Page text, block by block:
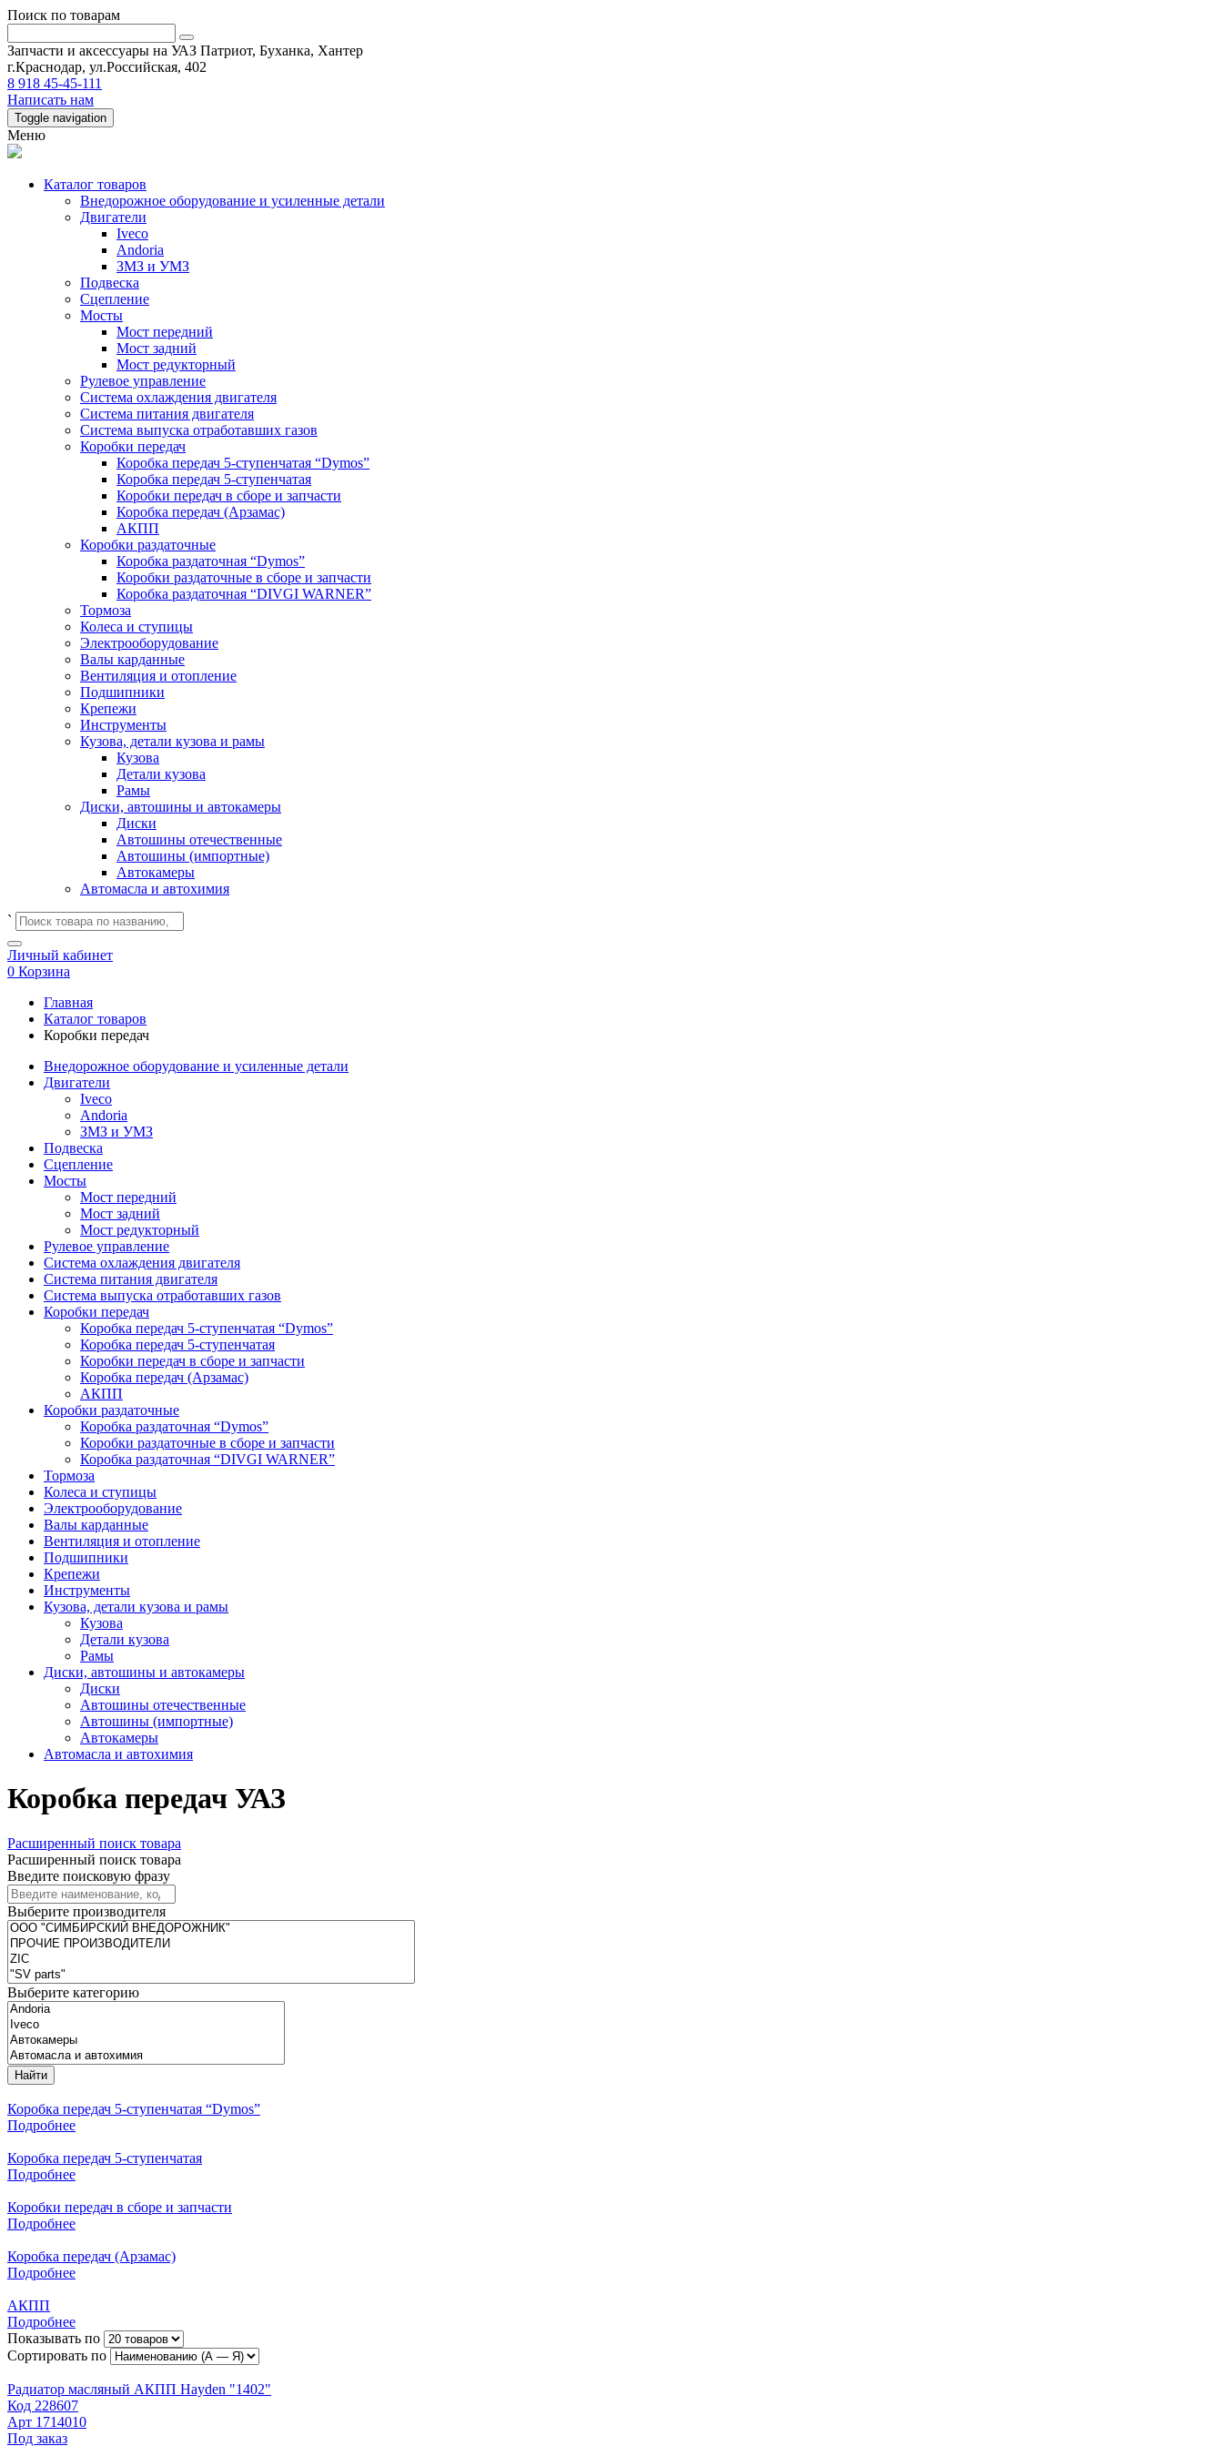
Поиск по товарам
Запчасти и аксессуары на УАЗ Патриот, Буханка, Хантер
г.Краснодар, ул.Российская, 402
8 918 45-45-111
Написать нам
Toggle navigation
Меню
Каталог товаров
Внедорожное оборудование и усиленные детали
Двигатели
Iveco
Andoria
ЗМЗ и УМЗ
Подвеска
Сцепление
Мосты
Мост передний
Мост задний
Мост редукторный
Рулевое управление
Система охлаждения двигателя
Система питания двигателя
Система выпуска отработавших газов
Коробки передач
Коробка передач 5-ступенчатая “Dymos”
Коробка передач 5-ступенчатая
Коробки передач в сборе и запчасти
Коробка передач (Арзамас)
АКПП
Коробки раздаточные
Коробка раздаточная “Dymos”
Коробки раздаточные в сборе и запчасти
Коробка раздаточная “DIVGI WARNER”
Тормоза
Колеса и ступицы
Электрооборудование
Валы карданные
Вентиляция и отопление
Подшипники
Крепежи
Инструменты
Кузова, детали кузова и рамы
Кузова
Детали кузова
Рамы
Диски, автошины и автокамеры
Диски
Автошины отечественные
Автошины (импортные)
Автокамеры
Автомасла и автохимия
`
Личный кабинет
0 Корзина
Главная
Каталог товаров
Коробки передач
Внедорожное оборудование и усиленные детали
Двигатели
Iveco
Andoria
ЗМЗ и УМЗ
Подвеска
Сцепление
Мосты
Мост передний
Мост задний
Мост редукторный
Рулевое управление
Система охлаждения двигателя
Система питания двигателя
Система выпуска отработавших газов
Коробки передач
Коробка передач 5-ступенчатая “Dymos”
Коробка передач 5-ступенчатая
Коробки передач в сборе и запчасти
Коробка передач (Арзамас)
АКПП
Коробки раздаточные
Коробка раздаточная “Dymos”
Коробки раздаточные в сборе и запчасти
Коробка раздаточная “DIVGI WARNER”
Тормоза
Колеса и ступицы
Электрооборудование
Валы карданные
Вентиляция и отопление
Подшипники
Крепежи
Инструменты
Кузова, детали кузова и рамы
Кузова
Детали кузова
Рамы
Диски, автошины и автокамеры
Диски
Автошины отечественные
Автошины (импортные)
Автокамеры
Автомасла и автохимия
Коробка передач УАЗ
Расширенный поиск товара
Расширенный поиск товара
Введите поисковую фразу
Выберите производителя
Выберите категорию
Найти
Коробка передач 5-ступенчатая “Dymos”
Подробнее
Коробка передач 5-ступенчатая
Подробнее
Коробки передач в сборе и запчасти
Подробнее
Коробка передач (Арзамас)
Подробнее
АКПП
Подробнее
Показывать по
Сортировать по
Радиатор масляный АКПП Hayden "1402"
Код 228607
Арт 1714010
Под заказ